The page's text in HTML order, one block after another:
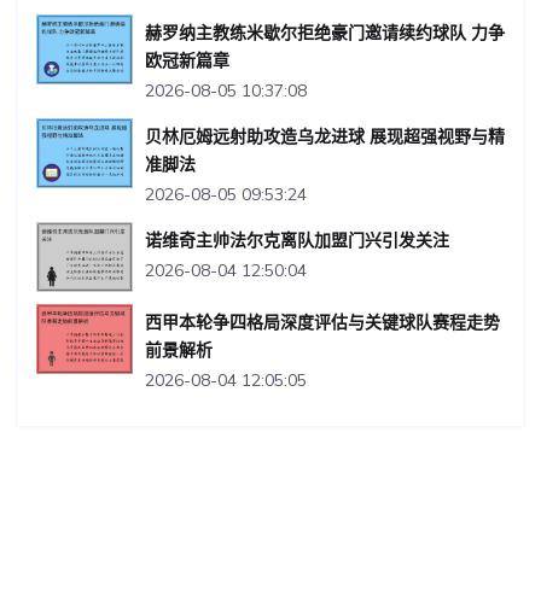
赫罗纳主教练米歇尔拒绝豪门邀请续约球队 力争
欧冠新篇章
2026-08-05 10:37:08
贝林厄姆远射助攻造乌龙进球 展现超强视野与精
准脚法
2026-08-05 09:53:24
诺维奇主帅法尔克离队加盟门兴引发关注
2026-08-04 12:50:04
西甲本轮争四格局深度评估与关键球队赛程走势
前景解析
2026-08-04 12:05:05